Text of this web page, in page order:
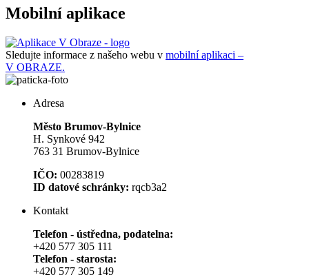
Mobilní aplikace
Sledujte informace z našeho webu v mobilní aplikaci –
V OBRAZE.
Adresa
Město Brumov-Bylnice
H. Synkové 942
763 31 Brumov-Bylnice
IČO: 00283819
ID datové schránky: rqcb3a2
Kontakt
Telefon - ústředna, podatelna:
+420 577 305 111
Telefon - starosta:
+420 577 305 149